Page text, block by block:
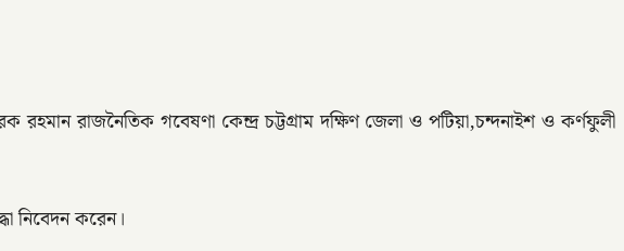
রহমান রাজনৈতিক গবেষণা কেন্দ্র চট্টগ্রাম দক্ষিণ জেলা ও পটিয়া,চন্দনাইশ ও কর্ণফুলী
নিবেদন করেন।